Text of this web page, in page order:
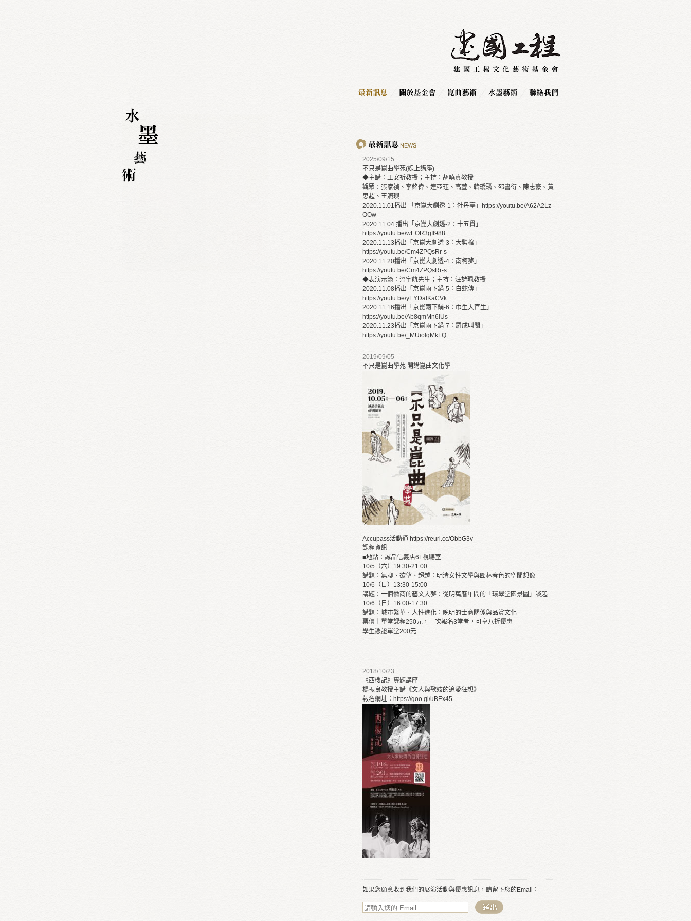
2025/09/15
不只是崑曲學苑(線上講座)
◆主講：王安祈教授；主持：胡曉真教授
觀眾：張家禎、李銘偉、連亞珏、高萱、韓璦璘、邵書衍、陳志豪、黃
思超、王照璵
2020.11.01播出 「京崑大劇透-1：牡丹亭」https://youtu.be/A62A2Lz-
OOw
2020.11.04 播出「京崑大劇透-2：十五貫」
https://youtu.be/wEOR3gIl988
2020.11.13播出「京崑大劇透-3：大劈棺」
https://youtu.be/Cm4ZPQsRr-s
2020.11.20播出「京崑大劇透-4：南柯夢」
https://youtu.be/Cm4ZPQsRr-s
◆表演示範：溫宇航先生；主持：汪詩珮教授
2020.11.08播出「京崑兩下鍋-5：白蛇傳」
https://youtu.be/yEYDaIKaCVk
2020.11.16播出「京崑兩下鍋-6：巾生大官生」
https://youtu.be/Ab8qmMn6iUs
2020.11.23播出「京崑兩下鍋-7：羅成叫關」
https://youtu.be/_MUioIqMkLQ
2019/09/05
不只是崑曲學苑 開講崑曲文化學
Accupass活動通 https://reurl.cc/ObbG3v
課程資訊
■地點：誠品信義店6F視聽室
10/5（六）19:30-21:00
講題：無聊、欲望、超越：明清女性文學與園林春色的空間想像
10/6（日）13:30-15:00
講題：一個徽商的藝文大夢：從明萬曆年間的「環翠堂園景圖」談起
10/6（日）16:00-17:30
講題：城市繁華．人性進化：晚明的士商關係與品賞文化
票價｜單堂課程250元，一次報名3堂者，可享八折優惠
學生憑證單堂200元
2018/10/23
《西樓記》專題講座
楊振良教授主講《文人與歌妓的追愛狂想》
報名網址：https://goo.gl/uBEx45
如果您願意收到我們的展演活動與優惠訊息，請留下您的Email：